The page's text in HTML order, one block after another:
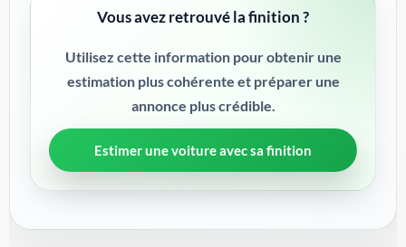
Vous avez retrouvé la finition ?
Utilisez cette information pour obtenir une
estimation plus cohérente et préparer une
annonce plus crédible.
Estimer une voiture avec sa finition